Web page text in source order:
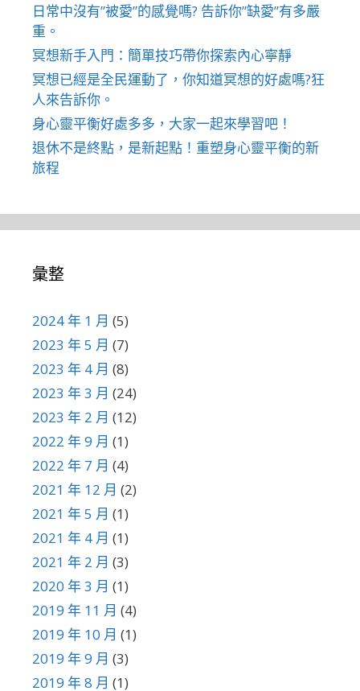
日常中沒有”被愛”的感覺嗎? 告訴你”缺愛”有多嚴
重。
冥想新手入門：簡單技巧帶你探索內心寧靜
冥想已經是全民運動了，你知道冥想的好處嗎?狂
人來告訴你。
身心靈平衡好處多多，大家一起來學習吧！
退休不是終點，是新起點！重塑身心靈平衡的新
旅程
彙整
2024 年 1 月 (5)
2023 年 5 月 (7)
2023 年 4 月 (8)
2023 年 3 月 (24)
2023 年 2 月 (12)
2022 年 9 月 (1)
2022 年 7 月 (4)
2021 年 12 月 (2)
2021 年 5 月 (1)
2021 年 4 月 (1)
2021 年 2 月 (3)
2020 年 3 月 (1)
2019 年 11 月 (4)
2019 年 10 月 (1)
2019 年 9 月 (3)
2019 年 8 月 (1)